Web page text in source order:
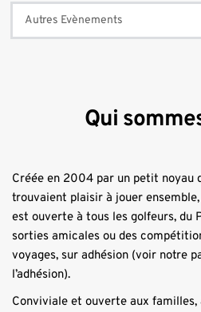
Autres Evènements
Qui
Créée en 2004 par un petit noyau
trouvaient plaisir à jouer
est ouverte à tous les golfeurs, du
sorties amicales ou des
voyages, sur adhésion (voir notre
l’adhésion).
Conviviale et ouverte aux familles,